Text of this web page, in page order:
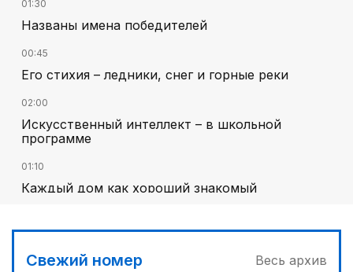
01:30
Названы имена победителей
00:45
Его стихия – ледники, снег и горные реки
02:00
Искусственный интеллект – в школьной
программе
01:10
Каждый дом как хороший знакомый
Национальный поэт мирового масштаба
02:30
Свежий номер Весь архив